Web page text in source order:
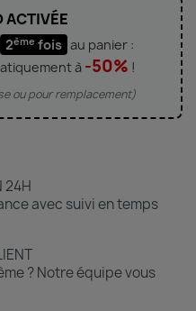
ACTIVÉE
2ème fois au panier :
à -50% !
ou pour remplacement)
24H
avec suivi en temps
? Notre équipe vous